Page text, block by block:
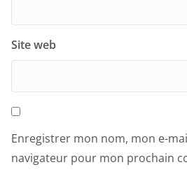
Site web
Enregistrer mon nom, mon e-
navigateur pour mon prochain